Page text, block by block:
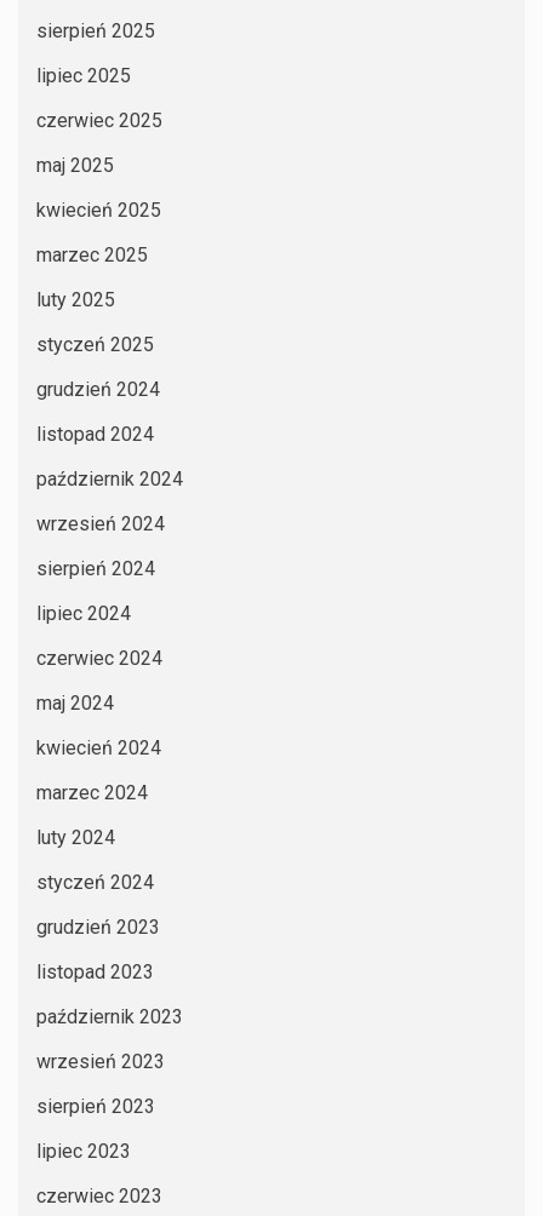
sierpień 2025
lipiec 2025
czerwiec 2025
maj 2025
kwiecień 2025
marzec 2025
luty 2025
styczeń 2025
grudzień 2024
listopad 2024
październik 2024
wrzesień 2024
sierpień 2024
lipiec 2024
czerwiec 2024
maj 2024
kwiecień 2024
marzec 2024
luty 2024
styczeń 2024
grudzień 2023
listopad 2023
październik 2023
wrzesień 2023
sierpień 2023
lipiec 2023
czerwiec 2023